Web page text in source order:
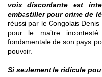
voix discordante est
embastiller pour crime de
réussi par le Congolais Denis
pour le maître
fondamentale de son pays
pouvoir.
Si seulement le ridicule